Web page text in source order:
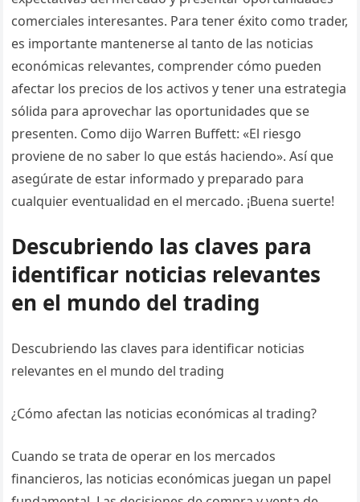
comerciales interesantes. Para tener éxito como trader,
es importante mantenerse al tanto de las noticias
económicas relevantes, comprender cómo pueden
afectar los precios de los activos y tener una estrategia
sólida para aprovechar las oportunidades que se
presenten. Como dijo Warren Buffett: «El riesgo
proviene de no saber lo que estás haciendo». Así que
asegúrate de estar informado y preparado para
cualquier eventualidad en el mercado. ¡Buena suerte!
Descubriendo las claves para
identificar noticias relevantes
en el mundo del trading
Descubriendo las claves para identificar noticias
relevantes en el mundo del trading
¿Cómo afectan las noticias económicas al trading?
Cuando se trata de operar en los mercados
financieros, las noticias económicas juegan un papel